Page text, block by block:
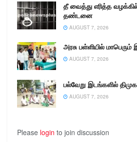
தீ வைத்து எரித்த
தண்டனை
AUGUST 7, 2026
அரசு பள்ளியில்
AUGUST 7, 2026
பல்வேறு இடங்களில்
AUGUST 7, 2026
Please login to join discussion